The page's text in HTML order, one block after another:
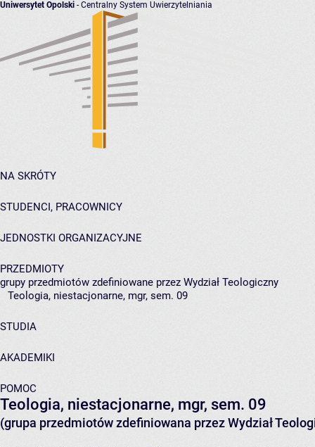
Uniwersytet Opolski - Centralny System Uwierzytelniania
NA SKRÓTY
STUDENCI, PRACOWNICY
JEDNOSTKI ORGANIZACYJNE
PRZEDMIOTY
grupy przedmiotów zdefiniowane przez Wydział Teologiczny
Teologia, niestacjonarne, mgr, sem. 09
STUDIA
AKADEMIKI
POMOC
Teologia, niestacjonarne, mgr, sem. 09
(grupa przedmiotów zdefiniowana przez Wydział